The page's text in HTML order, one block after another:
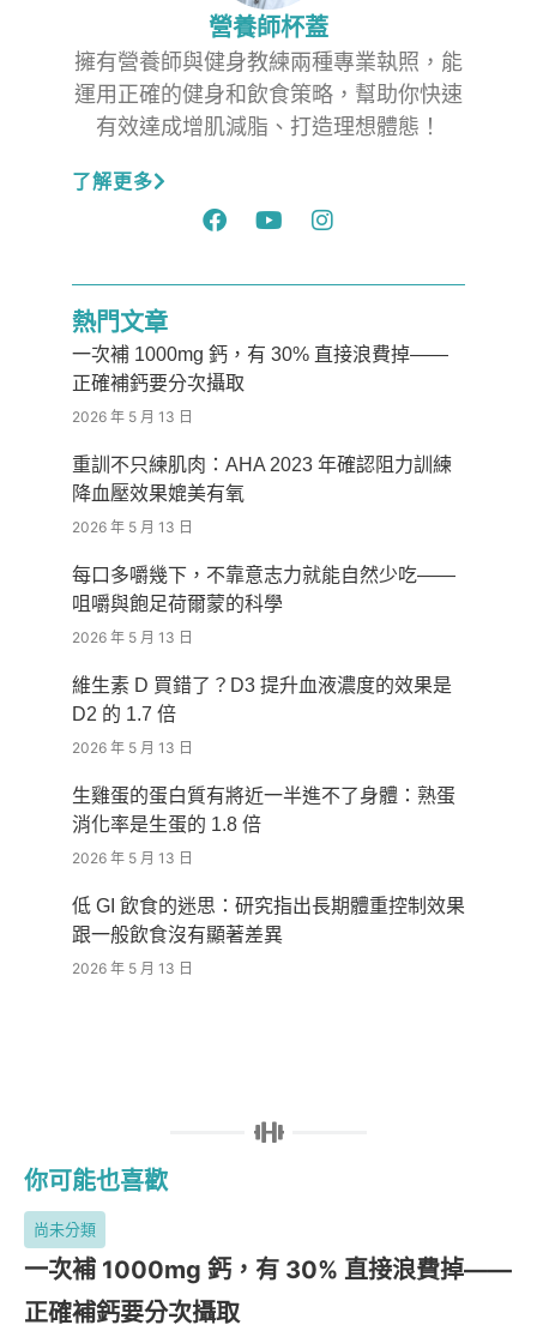
營養師杯蓋
擁有營養師與健身教練兩種專業執照，能
運用正確的健身和飲食策略，幫助你快速
有效達成增肌減脂、打造理想體態！
了解更多
熱門文章
一次補 1000mg 鈣，有 30% 直接浪費掉——
正確補鈣要分次攝取
2026 年 5 月 13 日
重訓不只練肌肉：AHA 2023 年確認阻力訓練
降血壓效果媲美有氧
2026 年 5 月 13 日
每口多嚼幾下，不靠意志力就能自然少吃——
咀嚼與飽足荷爾蒙的科學
2026 年 5 月 13 日
維生素 D 買錯了？D3 提升血液濃度的效果是
D2 的 1.7 倍
2026 年 5 月 13 日
生雞蛋的蛋白質有將近一半進不了身體：熟蛋
消化率是生蛋的 1.8 倍
2026 年 5 月 13 日
低 GI 飲食的迷思：研究指出長期體重控制效果
跟一般飲食沒有顯著差異
2026 年 5 月 13 日
你可能也喜歡
尚未分類
一次補 1000mg 鈣，有 30% 直接浪費掉——
正確補鈣要分次攝取